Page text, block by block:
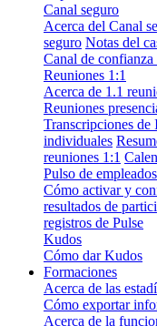
Canal seguro
Acerca del Canal
seguro Notas del
Canal de
Reuniones 1:1
Acerca de 1.1
Reuniones
Transcripciones de
individuales
reuniones 1:1
Pulso de empleados
Cómo activar y
resultados de
registros de Pulse
Kudos
Cómo dar Kudos
Formaciones
Acerca de las
Cómo exportar
Acerca de la